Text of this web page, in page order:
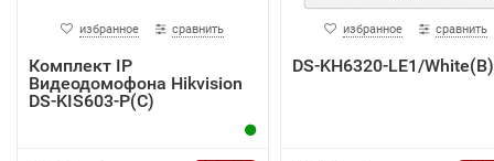
избранное сравнить
Комплект IP
Видеодомофона Hikvision
DS-KIS603-P(C)
избранное сравнить
DS-KH6320-LE1/White(B)